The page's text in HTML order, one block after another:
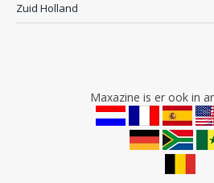
Zuid Holland
Maxazine is er ook in